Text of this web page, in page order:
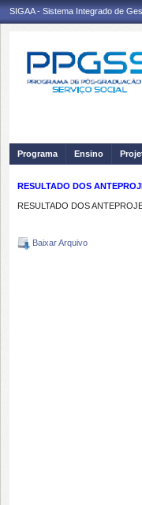
SIGAA - Sistema Integrado de
Programa Ensino
RESULTADO DOS
RESULTADO DOS
Baixar Arquivo